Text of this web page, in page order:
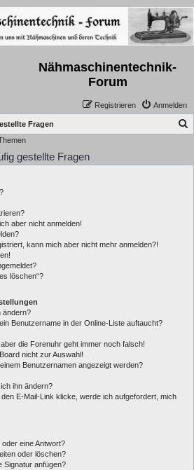
Nähmaschinentechnik-
Forum
Anmelden
Registrieren
Fragen
gestellte Fragen
aber nicht anmelden!
kann mich aber nicht mehr anmelden?!
löschen“?
ändern?
Benutzername in der Online-Liste auftaucht?
die Forenuhr geht immer noch falsch!
nicht zur Auswahl!
Benutzernamen angezeigt werden?
ihn ändern?
E-Mail-Link klicke, werde ich aufgefordert, mich
eine Antwort?
oder löschen?
Signatur anfügen?